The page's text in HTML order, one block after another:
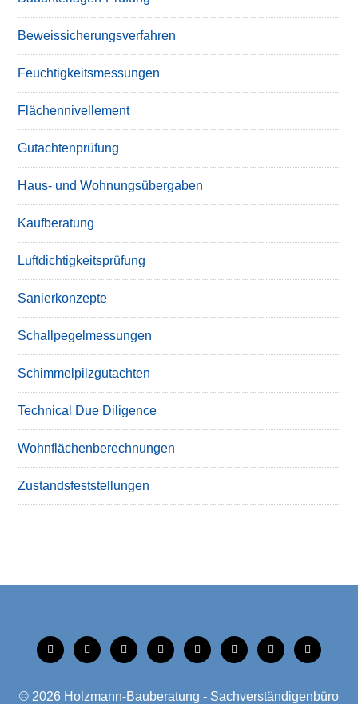
Beweissicherungsverfahren
Feuchtigkeitsmessungen
Flächennivellement
Gutachtenprüfung
Haus- und Wohnungsübergaben
Kaufberatung
Luftdichtigkeitsprüfung
Sanierkonzepte
Schallpegelmessungen
Schimmelpilzgutachten
Technical Due Diligence
Wohnflächenberechnungen
Zustandsfeststellungen
tiktok instagramfacebooklinkedinxing linkedinmobilemail
© 2026 Holzmann-Bauberatung - Sachverständigenbüro